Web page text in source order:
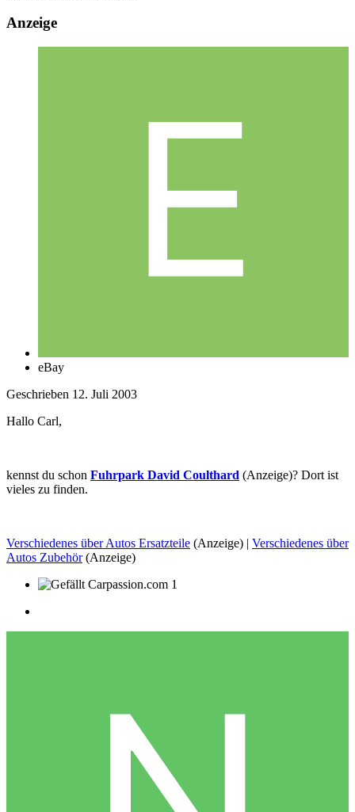
Anzeige
eBay
Geschrieben 12. Juli 2003
Hallo Carl,
kennst du schon Fuhrpark David Coulthard (Anzeige)? Dort ist
vieles zu finden.
Verschiedenes über Autos Ersatzteile (Anzeige) | Verschiedenes über
Autos Zubehör(Anzeige)
1